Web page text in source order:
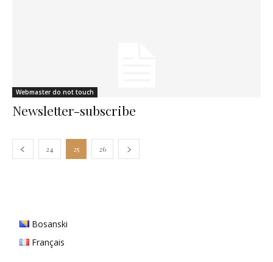
Webmaster do not touch
Newsletter-subscribe
24 25 26
Bosanski
Français